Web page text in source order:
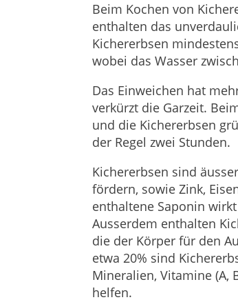
Beim Kochen von
enthalten das
Kichererbsen
wobei das Wasser
Das Einweichen hat
verkürzt die Garzeit.
und die Kichererbsen
der Regel zwei Stunden.
Kichererbsen sind
fördern, sowie Zink,
enthaltene Saponin
Ausserdem enthalten
die der Körper für den
etwa 20% sind
Mineralien, Vitamine (A,
helfen.